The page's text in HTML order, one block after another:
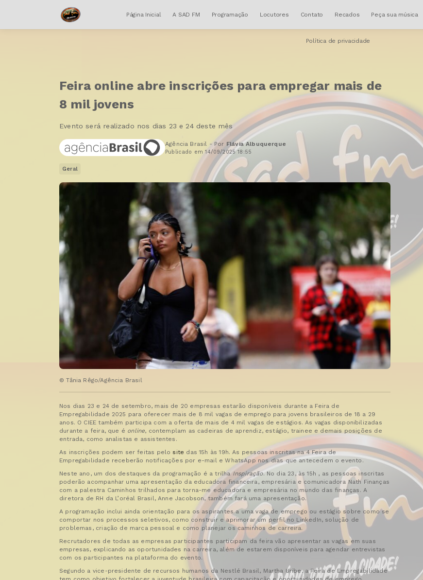
Página Inicial A SAD FM Programação Locutores Contato Recados Peça sua música
Política de privacidade
Feira online abre inscrições para empregar mais de
8 mil jovens
Evento será realizado nos dias 23 e 24 deste mês
Agência Brasil - Por Flávia Albuquerque
Publicado em 14/09/2025 18:55
Geral
© Tânia Rêgo/Agência Brasil
Nos dias 23 e 24 de setembro, mais de 20 empresas estarão disponíveis durante a Feira de
Empregabilidade 2025 para oferecer mais de 8 mil vagas de emprego para jovens brasileiros de 18 a 29
anos. O CIEE também participa com a oferta de mais de 4 mil vagas de estágios. As vagas disponibilizadas
durante a feira, que é online, contemplam as cadeiras de aprendiz, estágio, trainee e demais posições de
entrada, como analistas e assistentes.
As inscrições podem ser feitas pelo site das 15h às 19h. As pessoas inscritas na 4 Feira de
Empregabilidade receberão notificações por e-mail e WhatsApp nos dias que antecedem o evento.
Neste ano, um dos destaques da programação é a trilha Inspiração. No dia 23, às 15h , as pessoas inscritas
poderão acompanhar uma apresentação da educadora financeira, empresária e comunicadora Nath Finanças
com a palestra Caminhos trilhados para torna-me educadora e empresária no mundo das finanças. A
diretora de RH da L’oréal Brasil, Anne Jacobson, também fará uma apresentação.
A programação inclui ainda orientação para os aspirantes a uma vaga de emprego ou estágio sobre como se
comportar nos processos seletivos, como construir e aprimorar um perfil no LinkedIn, solução de
problemas, criação de marca pessoal e como planejar os caminhos de carreira.
Recrutadores de todas as empresas participantes participam da feira vão apresentar as vagas em suas
empresas, explicando as oportunidades na carreira, além de estarem disponíveis para agendar entrevistas
com os participantes na plataforma do evento.
Segundo a vice-presidente de recursos humanos da Nestlé Brasil, Martha Uribe, a Feira de Empregabilidade